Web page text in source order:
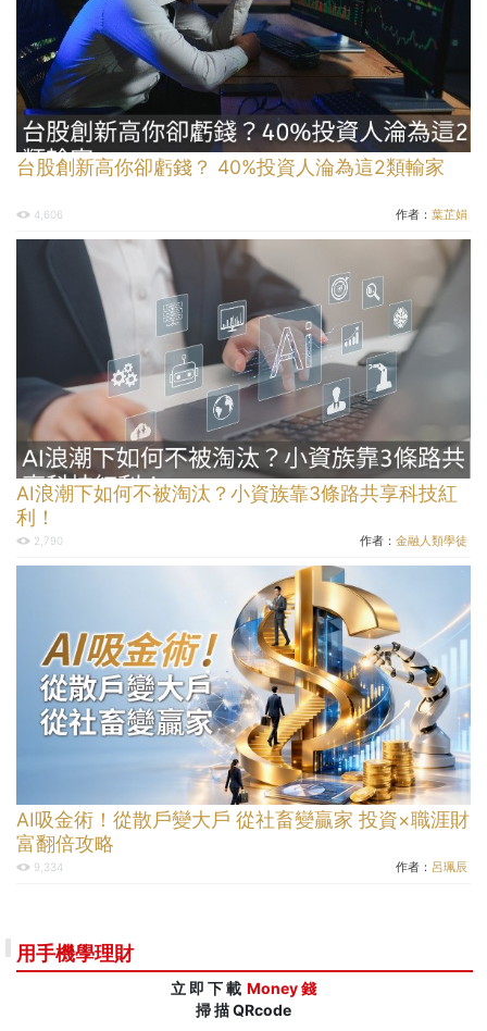
台股創新高你卻虧錢？ 40%投資人淪為這2類輸家
4,606 作者： 葉芷娟
AI浪潮下如何不被淘汰？小資族靠3條路共享科技紅
利！
2,790 作者： 金融人類學徒
AI吸金術！從散戶變大戶 從社畜變贏家 投資×職涯財
富翻倍攻略
9,334 作者： 呂珮辰
用手機學理財
立 即 下 載 Money 錢
掃 描 QRcode